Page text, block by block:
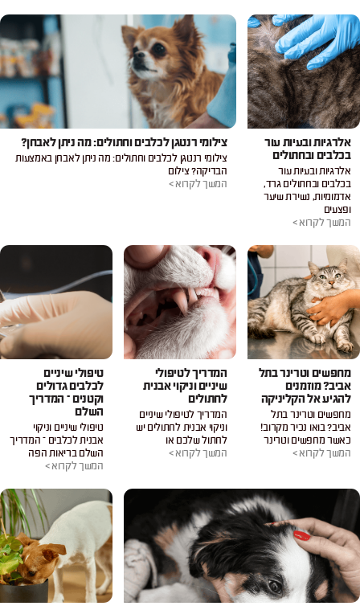
אלרגיות ובעיות עור
בכלבים ובחתולים
אלרגיות ובעיות עור
בכלבים ובחתולים גרד,
אדמומיות, נשירת שיער
ופצעים
המשך לקרוא >
צילומי רנטגן לכלבים וחתולים: מה ניתן לאבחן?
צילומי רנטגן לכלבים וחתולים: מה ניתן לאבחן באמצעות
הבדיקה? צילום
המשך לקרוא >
מחפשים וטרינר בתל
אביב? מוזמנים
להגיע אל הקליניקה
מחפשים וטרינר בתל
אביב? בואו נכיר מקרוב!
כאשר מחפשים וטרינר
המשך לקרוא >
המדריך לטיפולי
שיניים וניקוי אבנית
לחתולים
המדריך לטיפולי שיניים
וניקוי אבנית לחתולים יש
לחתול שלכם או
המשך לקרוא >
טיפולי שיניים
לכלבים גדולים
וקטנים – המדריך
השלם
טיפולי שיניים וניקוי
אבנית לכלבים – המדריך
השלם בריאות הפה
המשך לקרוא >